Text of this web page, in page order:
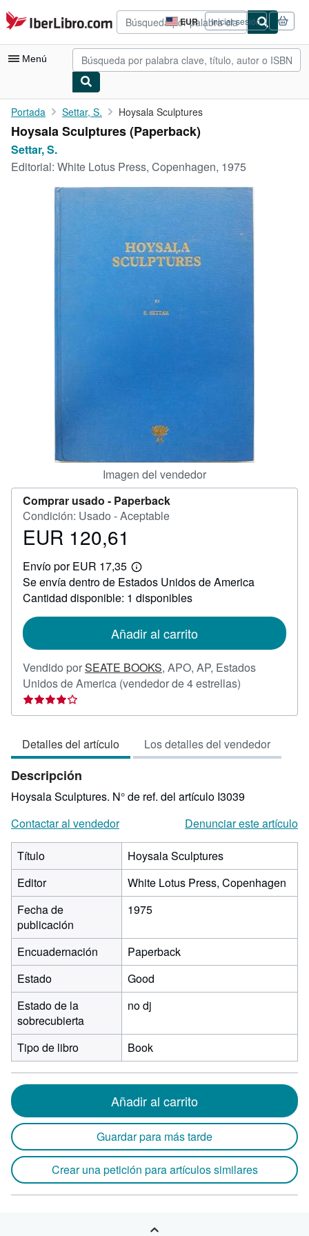
Pasar al contenido principal
IberLibro.com EUR
Preferencias
de
compra
del
Iniciar sesión
Menú
Mi cuenta
Consultar mis pedidos
Búsqueda avanzada
Arte y coleccionismo
Portada Settar, S. Hoysala Sculptures
Hoysala Sculptures (Paperback)
Settar, S.
Editorial: White Lotus Press, Copenhagen, 1975
Imagen del vendedor
Comprar usado - Paperback
Condición: Usado - Aceptable
Precio
120,61
EUR 120,61
Envío por EUR 17,35
Más
información
sobre
las
envío
Se envía dentro de Estados Unidos de America
Cantidad disponible: 1 disponibles
Añadir al carrito
Vendido porSEATE BOOKS, APO, AP, Estados
Unidos de America (vendedor de 4 estrellas)
vendedor:
de
5
Detalles del artículo Los detalles del vendedor
Descripción
Hoysala Sculptures. N° de ref. del artículo I3039
Contactar al vendedor
Denunciar este artículo
Título
Hoysala Sculptures
Editor
White Lotus Press, Copenhagen
Fecha de
publicación
1975
Encuadernación
Paperback
Estado
Good
Estado de la
sobrecubierta
no dj
Tipo de libro Book
Añadir al carrito
Guardar para más tarde
Crear una petición para artículos similares